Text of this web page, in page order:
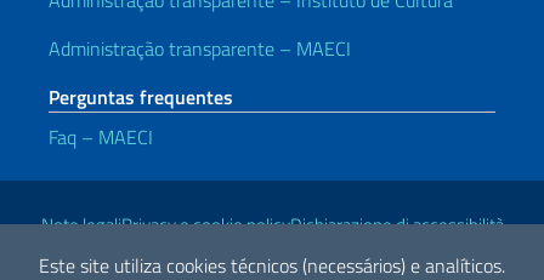
Este site utiliza cookies técnicos (necessários) e analíticos.
Administração transparente – MAECI
Perguntas frequentes
Faq – MAECI
Links Úteis
Note legaliPrivacy e cookie policyDichiarazione di accessibilità